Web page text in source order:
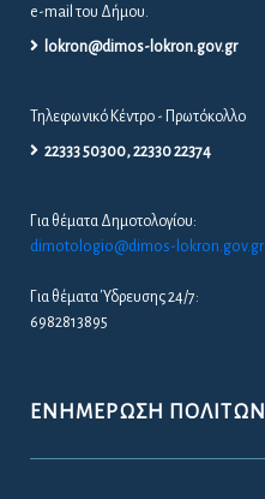
e-mail του Δήμου.
lokron@dimos-lokron.gov.gr
Τηλεφωνικό Κέντρο - Πρωτόκολλο
22333 50300, 22330 22374
Για θέματα Δημοτολογίου:
dimotologio@dimos-lokron.gov.gr
Για θέματα Ύδρευσης 24/7:
6982813895
ΕΝΗΜΈΡΩΣΗ ΠΟΛΙΤΏΝ